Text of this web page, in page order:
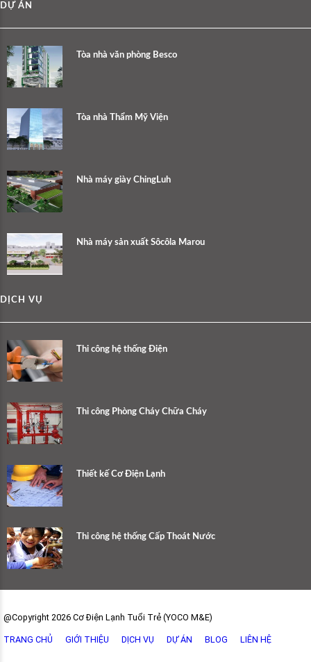
DỰ ÁN
Tòa nhà văn phòng Besco
Tòa nhà Thẩm Mỹ Viện
Nhà máy giày ChingLuh
Nhà máy sản xuất Sôcôla Marou
DỊCH VỤ
Thi công hệ thống Điện
Thi công Phòng Cháy Chữa Cháy
Thiết kế Cơ Điện Lạnh
Thi công hệ thống Cấp Thoát Nước
@Copyright 2026 Cơ Điện Lạnh Tuổi Trẻ (YOCO M&E)
TRANG CHỦ GIỚI THIỆU DỊCH VỤ DỰ ÁN BLOG LIÊN HỆ